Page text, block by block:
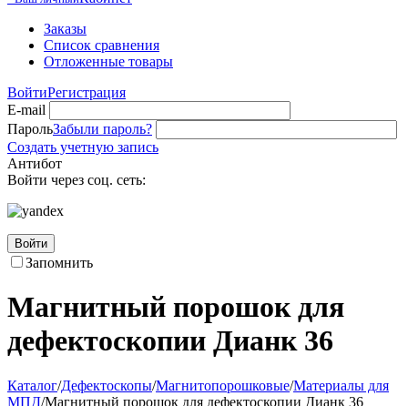
Заказы
Список сравнения
Отложенные товары
ВойтиРегистрация
E-mail
ПарольЗабыли пароль?
Создать учетную запись
Антибот
Войти через соц. сеть:
Войти
Запомнить
Магнитный порошок для
дефектоскопии Дианк 36
Каталог/Дефектоскопы/Магнитопорошковые/Материалы для
МПД/Магнитный порошок для дефектоскопии Дианк 36